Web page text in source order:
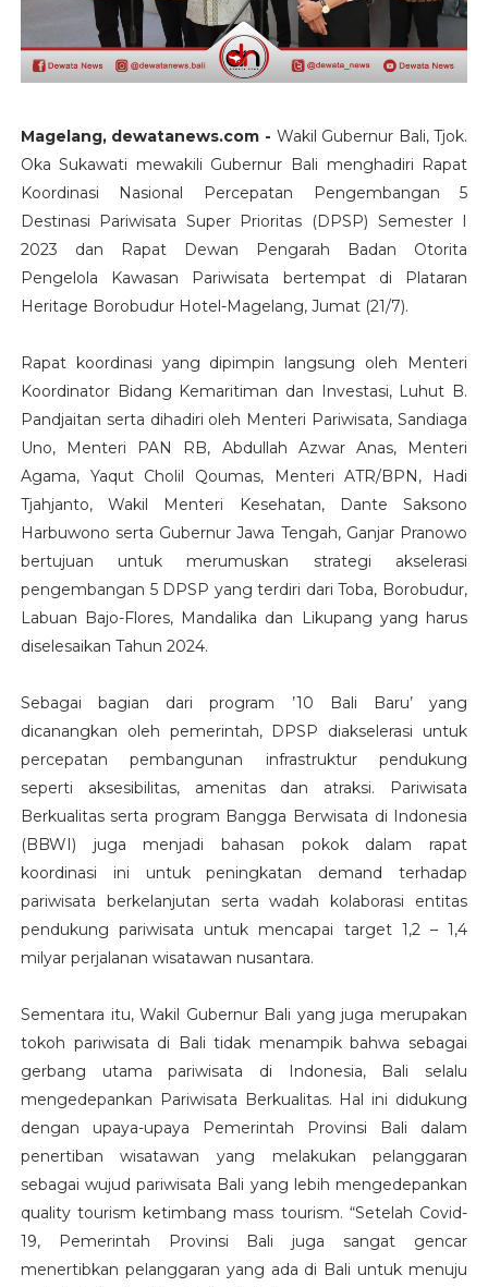
Magelang, dewatanews.com - Wakil Gubernur Bali, Tjok.
Oka Sukawati mewakili Gubernur Bali menghadiri Rapat
Koordinasi Nasional Percepatan Pengembangan 5
Destinasi Pariwisata Super Prioritas (DPSP) Semester I
2023 dan Rapat Dewan Pengarah Badan Otorita
Pengelola Kawasan Pariwisata bertempat di Plataran
Heritage Borobudur Hotel-Magelang, Jumat (21/7).
Rapat koordinasi yang dipimpin langsung oleh Menteri
Koordinator Bidang Kemaritiman dan Investasi, Luhut B.
Pandjaitan serta dihadiri oleh Menteri Pariwisata, Sandiaga
Uno, Menteri PAN RB, Abdullah Azwar Anas, Menteri
Agama, Yaqut Cholil Qoumas, Menteri ATR/BPN, Hadi
Tjahjanto, Wakil Menteri Kesehatan, Dante Saksono
Harbuwono serta Gubernur Jawa Tengah, Ganjar Pranowo
bertujuan untuk merumuskan strategi akselerasi
pengembangan 5 DPSP yang terdiri dari Toba, Borobudur,
Labuan Bajo-Flores, Mandalika dan Likupang yang harus
diselesaikan Tahun 2024.
Sebagai bagian dari program ’10 Bali Baru’ yang
dicanangkan oleh pemerintah, DPSP diakselerasi untuk
percepatan pembangunan infrastruktur pendukung
seperti aksesibilitas, amenitas dan atraksi. Pariwisata
Berkualitas serta program Bangga Berwisata di Indonesia
(BBWI) juga menjadi bahasan pokok dalam rapat
koordinasi ini untuk peningkatan demand terhadap
pariwisata berkelanjutan serta wadah kolaborasi entitas
pendukung pariwisata untuk mencapai target 1,2 – 1,4
milyar perjalanan wisatawan nusantara.
Sementara itu, Wakil Gubernur Bali yang juga merupakan
tokoh pariwisata di Bali tidak menampik bahwa sebagai
gerbang utama pariwisata di Indonesia, Bali selalu
mengedepankan Pariwisata Berkualitas. Hal ini didukung
dengan upaya-upaya Pemerintah Provinsi Bali dalam
penertiban wisatawan yang melakukan pelanggaran
sebagai wujud pariwisata Bali yang lebih mengedepankan
quality tourism ketimbang mass tourism. “Setelah Covid-
19, Pemerintah Provinsi Bali juga sangat gencar
menertibkan pelanggaran yang ada di Bali untuk menuju